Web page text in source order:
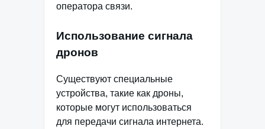
оператора связи.
Использование сигнала
дронов
Существуют специальные
устройства, такие как дроны,
которые могут использоваться
для передачи сигнала интернета.